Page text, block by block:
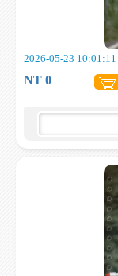
2026-05-23 10:01:11
NT 0